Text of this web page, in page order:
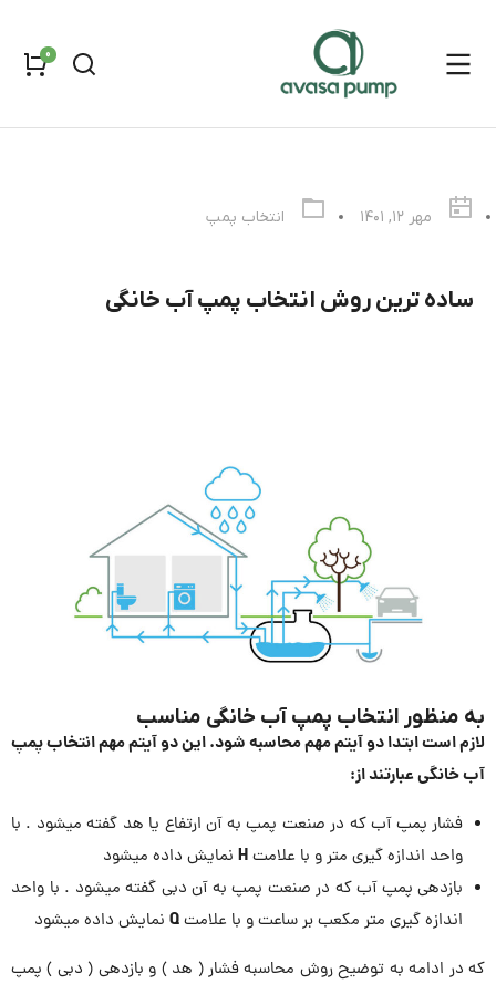
مهر ۱۲, ۱۴۰۱ انتخاب پمپ
ساده ترین روش انتخاب پمپ آب خانگی
به منظور انتخاب پمپ آب خانگی مناسب
لازم است ابتدا دو آیتم مهم محاسبه شود. این دو آیتم مهم انتخاب پمپ
آب خانگی عبارتند از:
فشار پمپ آب که در صنعت پمپ به آن ارتفاع یا هد گفته میشود . با
واحد اندازه گیری متر و با علامتH نمایش داده میشود
بازدهی پمپ آب که در صنعت پمپ به آن دبی گفته میشود . با واحد
اندازه گیری متر مکعب بر ساعت و با علامتQ نمایش داده میشود
که در ادامه به توضیح روش محاسبه فشار ( هد ) و بازدهی ( دبی ) پمپ